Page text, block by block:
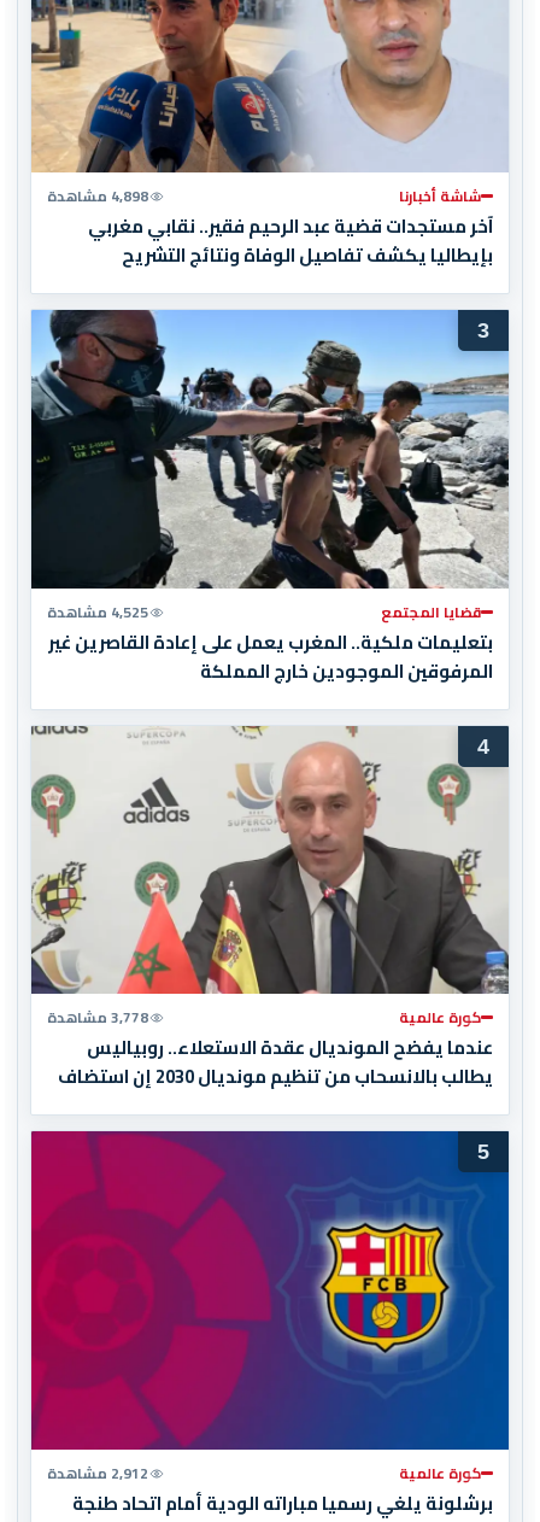
شاشة أخبارنا 4,898 مشاهدة
آخر مستجدات قضية عبد الرحيم فقير.. نقابي مغربي
بإيطاليا يكشف تفاصيل الوفاة ونتائج التشريح
3
قضايا المجتمع 4,525 مشاهدة
بتعليمات ملكية.. المغرب يعمل على إعادة القاصرين غير
المرفوقين الموجودين خارج المملكة
4
كورة عالمية 3,778 مشاهدة
عندما يفضح المونديال عقدة الاستعلاء.. روبياليس
يطالب بالانسحاب من تنظيم مونديال 2030 إن استضاف
المغرب المباراة النهائية!
5
كورة عالمية 2,912 مشاهدة
برشلونة يلغي رسميا مباراته الودية أمام اتحاد طنجة